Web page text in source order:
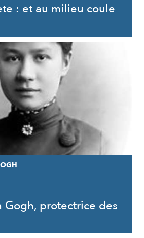
: et au milieu coule
Gogh, protectrice des